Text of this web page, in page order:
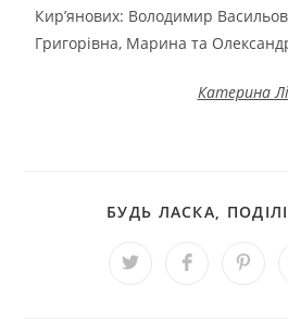
Кир’янових: Володимир
Григорівна, Марина та
Катерина
БУДЬ ЛАСКА,